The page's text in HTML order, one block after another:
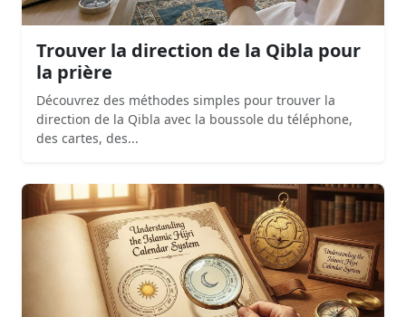
Trouver la direction de la Qibla pour
la prière
Découvrez des méthodes simples pour trouver la
direction de la Qibla avec la boussole du téléphone,
des cartes, des...